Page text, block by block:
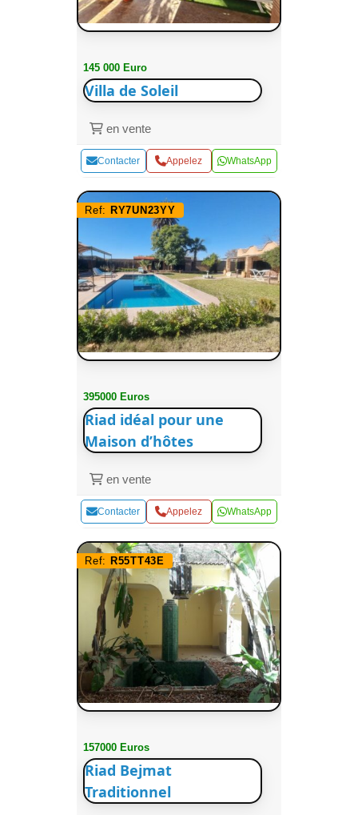
145 000 Euro
Villa de Soleil
en vente
Contacter Appelez WhatsApp
Ref: RY7UN23YY
395000 Euros
Riad idéal pour une
Maison d’hôtes
en vente
Contacter Appelez WhatsApp
Ref: R55TT43E
157000 Euros
Riad Bejmat
Traditionnel